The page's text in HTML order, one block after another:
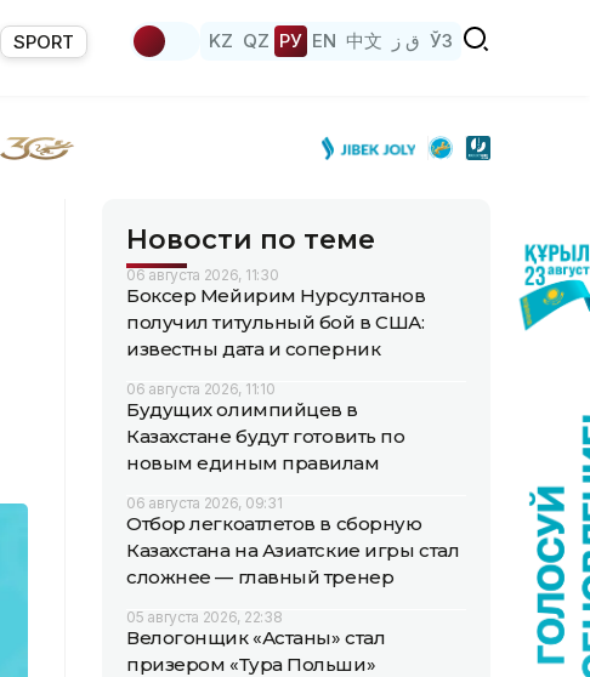
SPORT KZ QZ РУ EN 中文 ق ز ЎЗ
Новости по теме
06 августа 2026, 11:30
Боксер Мейирим Нурсултанов
получил титульный бой в США:
известны дата и соперник
06 августа 2026, 11:10
Будущих олимпийцев в
Казахстане будут готовить по
новым единым правилам
06 августа 2026, 09:31
Отбор легкоатлетов в сборную
Казахстана на Азиатские игры стал
сложнее — главный тренер
05 августа 2026, 22:38
Велогонщик «Астаны» стал
призером «Тура Польши»